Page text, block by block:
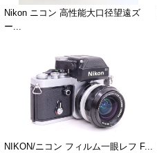
Nikon ニコン 高性能大口径望遠ズ
ー...
NIKON/ニコン フィルム一眼レフ F...